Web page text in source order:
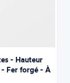
- Hauteur
Fer forgé - À